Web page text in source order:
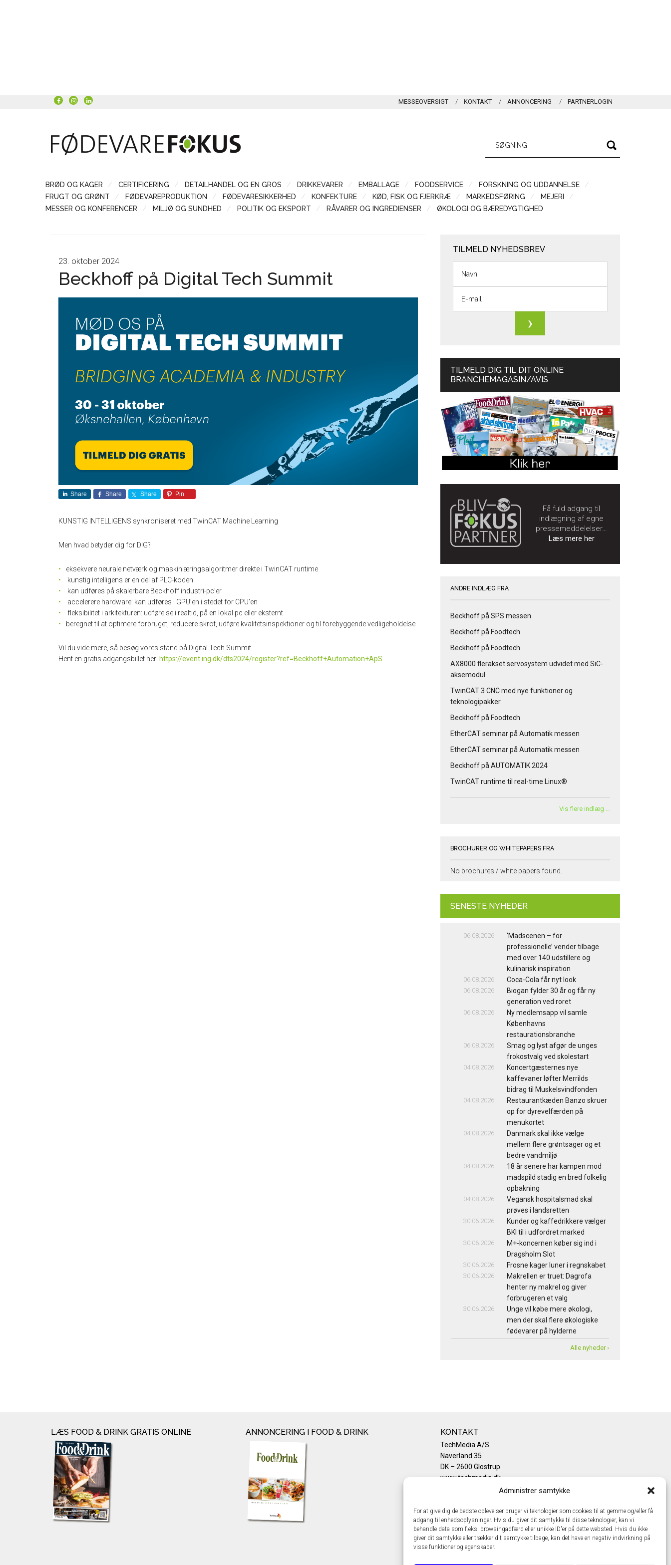
Administrer samtykke
For at give dig de bedste oplevelser bruger vi teknologier som cookies til at gemme og/eller få
adgang til enhedsoplysninger. Hvis du giver dit samtykke til disse teknologier, kan vi
behandle data som f.eks. browsingadfærd eller unikke ID'er på dette websted. Hvis du ikke
giver dit samtykke eller trækker dit samtykke tilbage, kan det have en negativ indvirkning på
visse funktioner og egenskaber.
MESSEOVERSIGT KONTAKT ANNONCERING PARTNERLOGIN
BRØD OG KAGER CERTIFICERING DETAILHANDEL OG EN GROS DRIKKEVARER EMBALLAGE FOODSERVICE
FORSKNING OG UDDANNELSE
FRUGT OG GRØNT
FØDEVAREPRODUKTION FØDEVARESIKKERHED KONFEKTURE KØD, FISK OG FJERKRÆ MARKEDSFØRING
MEJERI
MESSER OG KONFERENCER
MILJØ OG SUNDHED POLITIK OG EKSPORT RÅVARER OG INGREDIENSER ØKOLOGI OG BÆREDYGTIGHED
23. oktober 2024
Beckhoff på Digital Tech Summit
Share Share Share Pin
KUNSTIG INTELLIGENS synkroniseret med TwinCAT Machine Learning
Men hvad betyder dig for DIG?
eksekvere neurale netværk og maskinlæringsalgoritmer direkte i TwinCAT runtime
kunstig intelligens er en del af PLC-koden
kan udføres på skalerbare Beckhoff industri-pc’er
accelerere hardware: kan udføres i GPU’en i stedet for CPU’en
fleksibilitet i arkitekturen: udførelse i realtid, på en lokal pc eller eksternt
beregnet til at optimere forbruget, reducere skrot, udføre kvalitetsinspektioner og til forebyggende vedligeholdelse
Vil du vide mere, så besøg vores stand på Digital Tech Summit
Hent en gratis adgangsbillet her: https://event.ing.dk/dts2024/register?ref=Beckhoff+Automation+ApS
TILMELD NYHEDSBREV
TILMELD DIG TIL DIT ONLINE
BRANCHEMAGASIN/AVIS
Få fuld adgang til
indlægning af egne
pressemeddelelser…
Læs mere her
ANDRE INDLÆG FRA
Beckhoff på SPS messen
Beckhoff på Foodtech
Beckhoff på Foodtech
AX8000 flerakset servosystem udvidet med SiC-
aksemodul
TwinCAT 3 CNC med nye funktioner og
teknologipakker
Beckhoff på Foodtech
EtherCAT seminar på Automatik messen
EtherCAT seminar på Automatik messen
Beckhoff på AUTOMATIK 2024
TwinCAT runtime til real-time Linux®
Vis flere indlæg …
BROCHURER OG WHITEPAPERS FRA
No brochures / white papers found.
SENESTE NYHEDER
06.08.2026
‘Madscenen – for
professionelle’ vender tilbage
med over 140 udstillere og
kulinarisk inspiration
06.08.2026 Coca-Cola får nyt look
06.08.2026
Biogan fylder 30 år og får ny
generation ved roret
06.08.2026
Ny medlemsapp vil samle
Københavns
restaurationsbranche
06.08.2026
Smag og lyst afgør de unges
frokostvalg ved skolestart
04.08.2026
Koncertgæsternes nye
kaffevaner løfter Merrilds
bidrag til Muskelsvindfonden
04.08.2026
Restaurantkæden Banzo skruer
op for dyrevelfærden på
menukortet
04.08.2026
Danmark skal ikke vælge
mellem flere grøntsager og et
bedre vandmiljø
04.08.2026
18 år senere har kampen mod
madspild stadig en bred folkelig
opbakning
04.08.2026
Vegansk hospitalsmad skal
prøves i landsretten
30.06.2026
Kunder og kaffedrikkere vælger
BKI til i udfordret marked
30.06.2026
M+-koncernen køber sig ind i
Dragsholm Slot
30.06.2026 Frosne kager luner i regnskabet
30.06.2026
Makrellen er truet: Dagrofa
henter ny makrel og giver
forbrugeren et valg
30.06.2026
Unge vil købe mere økologi,
men der skal flere økologiske
fødevarer på hylderne
Alle nyheder ›
LÆS FOOD & DRINK GRATIS ONLINE ANNONCERING I FOOD & DRINK KONTAKT
TechMedia A/S
Naverland 35
DK – 2600 Glostrup
www.techmedia.dk
Telefon: +45 43 24 26 28
Privatlivspolitik
Cookiepolitik